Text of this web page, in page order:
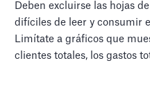
Deben excluirse las hojas
difíciles de leer y consumir
Limítate a gráficos que
clientes totales, los gastos